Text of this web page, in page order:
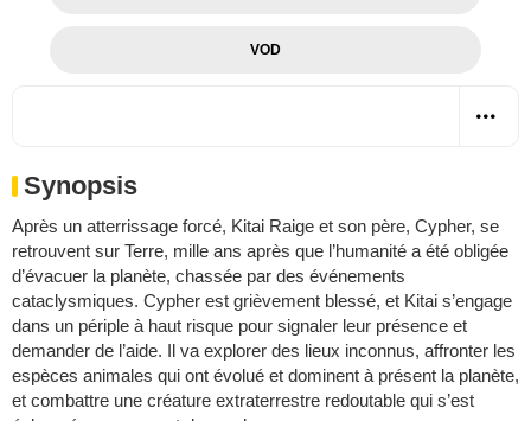
VOD
Synopsis
Après un atterrissage forcé, Kitai Raige et son père, Cypher, se
retrouvent sur Terre, mille ans après que l’humanité a été obligée
d’évacuer la planète, chassée par des événements
cataclysmiques. Cypher est grièvement blessé, et Kitai s’engage
dans un périple à haut risque pour signaler leur présence et
demander de l’aide. Il va explorer des lieux inconnus, affronter les
espèces animales qui ont évolué et dominent à présent la planète,
et combattre une créature extraterrestre redoutable qui s’est